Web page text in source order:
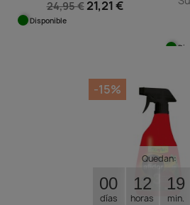
24,95 € 21,21 €
Disponible
Quedan:
00
días
12
horas
19
min.
-15%